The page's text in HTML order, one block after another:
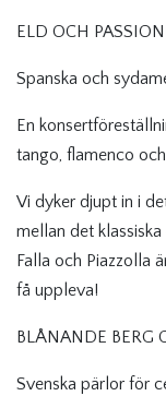
ELD OCH
Spanska och
En
tango, flamenco
Vi dyker djupt in i
mellan det
Falla och Piazzolla
få uppleva!
BLÅNANDE BERG
Svenska pärlor för